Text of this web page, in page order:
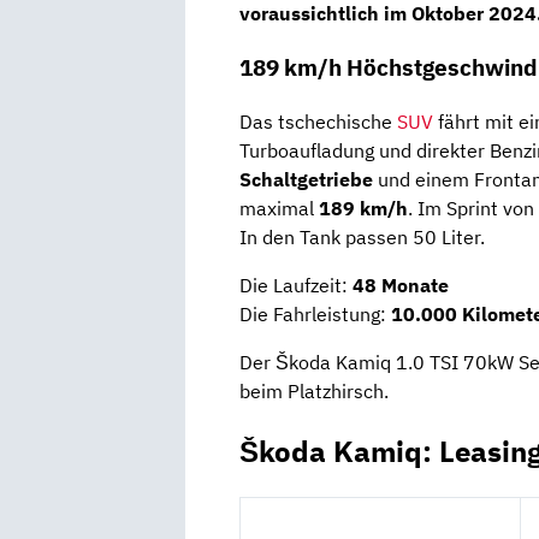
voraussichtlich im Oktober 2024
189 km/h
Das tschechische SUV fährt mit
Turboaufladung und direkter
Schaltgetriebe und einem
maximal 189 km/h. Im Sprint
In den Tank passen 50 Liter.
Die Laufzeit: 48 Monate
Die Fahrleistung: 10.000
Der Škoda Kamiq 1.0 TSI 70kW
beim Platzhirsch.
Škoda Kamiq: